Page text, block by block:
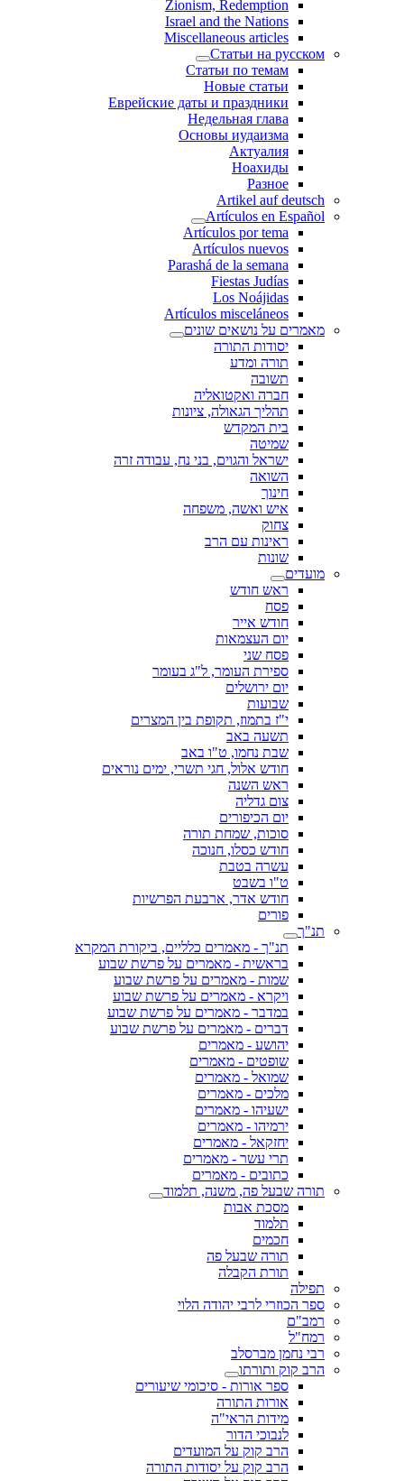
Zionism, Redemption
Israel and the Nations
Miscellaneous articles
Статьи на русском
Статьи по темам
Новые статьи
Еврейские даты и праздники
Недельная глава
Основы иудаизма
Актуалия
Ноахиды
Разное
Artikel auf deutsch
Artículos en Español
Artículos por tema
Artículos nuevos
Parashá de la semana
Fiestas Judías
Los Noájidas
Artículos misceláneos
מאמרים על נושאים שונים
יסודות התורה
תורה ומדע
תשובה
חברה ואקטואליה
תהליך הגאולה, ציונות
בית המקדש
שמיטה
ישראל והגוים, בני נח, עבודה זרה
השואה
חינוך
איש ואשה, משפחה
צחוק
ראינות עם הרב
שונות
מועדים
ראש חודש
פסח
חודש אייר
יום העצמאות
פסח שני
ספירת העומר, ל"ג בעומר
יום ירושלים
שבועות
י"ז בתמוז, תקופת בין המצרים
תשעה באב
שבת נחמו, ט"ו באב
חודש אלול, חגי תשרי, ימים נוראים
ראש השנה
צום גדליה
יום הכיפורים
סוכות, שמחת תורה
חודש כסלו, חנוכה
עשרה בטבת
ט"ו בשבט
חודש אדר, ארבעת הפרשיות
פורים
תנ"ך
תנ"ך - מאמרים כלליים, ביקורת המקרא
בראשית - מאמרים על פרשת שבוע
שמות - מאמרים על פרשת שבוע
ויקרא - מאמרים על פרשת שבוע
במדבר - מאמרים על פרשת שבוע
דברים - מאמרים על פרשת שבוע
יהושע - מאמרים
שופטים - מאמרים
שמואל - מאמרים
מלכים - מאמרים
ישעיהו - מאמרים
ירמיהו - מאמרים
יחזקאל - מאמרים
תרי עשר - מאמרים
כתובים - מאמרים
תורה שבעל פה, משנה, תלמוד
מסכת אבות
תלמוד
חכמים
תורה שבעל פה
תורת הקבלה
תפילה
ספר הכוזרי לרבי יהודה הלוי
רמב"ם
רמח"ל
רבי נחמן מברסלב
הרב קוק ותורתו
ספר אורות - סיכומי שיעורים
אורות התורה
מידות הראי"ה
לנבוכי הדור
הרב קוק על המועדים
הרב קוק על יסודות התורה